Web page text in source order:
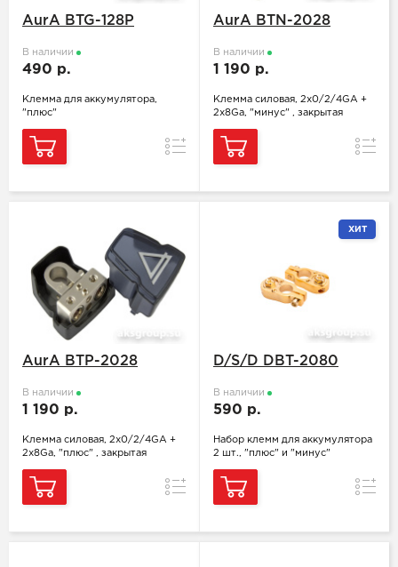
AurA BTG-128P
В наличии
490 р.
Клемма для аккумулятора,
"плюс"
Сравнение
AurA BTN-2028
В наличии
1 190 р.
Клемма силовая, 2х0/2/4GA +
2x8Ga, "минус" , закрытая
AurA BTP-2028
В наличии
1 190 р.
Клемма силовая, 2х0/2/4GA +
2x8Ga, "плюс" , закрытая
Сравнение
ХИТ
D/S/D DBT-2080
В наличии
590 р.
Набор клемм для аккумулятора
2 шт., "плюс" и "минус"